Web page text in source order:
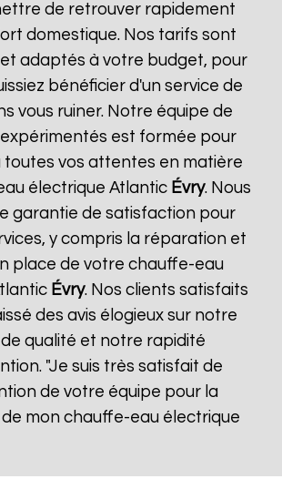
de retrouver rapidement
domestique. Nos tarifs sont
adaptés à votre budget, pour
bénéficier d'un service de
vous ruiner. Notre équipe de
est formée pour
toutes vos attentes en matière
électrique Atlantic Évry. Nous
garantie de satisfaction pour
y compris la réparation et
place de votre chauffe-eau
Évry. Nos clients satisfaits
des avis élogieux sur notre
qualité et notre rapidité
"Je suis très satisfait de
de votre équipe pour la
mon chauffe-eau électrique